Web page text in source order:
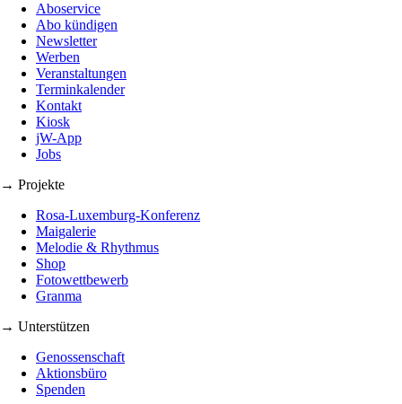
Aboservice
Abo kündigen
Newsletter
Werben
Veranstaltungen
Terminkalender
Kontakt
Kiosk
jW-App
Jobs
→ Projekte
Rosa-Luxemburg-Konferenz
Maigalerie
Melodie & Rhythmus
Shop
Fotowettbewerb
Granma
→ Unterstützen
Genossenschaft
Aktionsbüro
Spenden